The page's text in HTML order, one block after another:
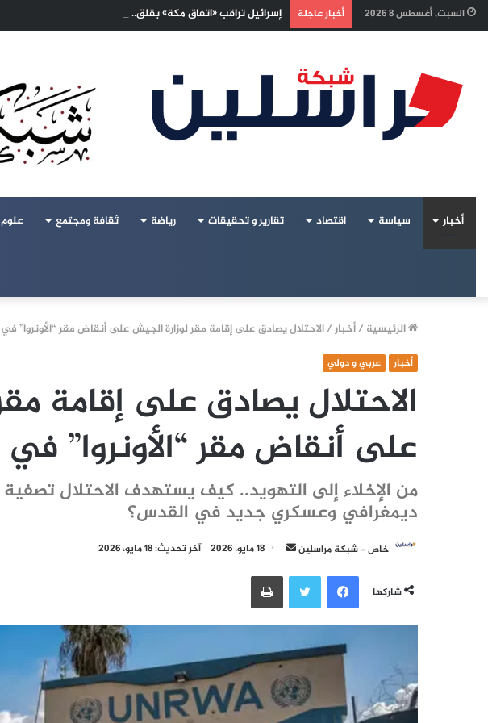
السبت, أغسطس 8 2026 أخبار عاجلة إسرائيل تراقب «اتفاق مكة» بقلق.. تحالف تركيا والسعودية
أخبار سياسة اقتصاد تقارير و تحقيقات رياضة ثقافة ومجتمع
الرئيسية /أخبار/الاحتلال يصادق على إقامة مقر لوزارة الجيش على أنقاض مقر “الأونروا”
أخبار عربي و دولي
الاحتلال يصادق على إقامة
على أنقاض مقر “الأونروا”
من الإخلاء إلى التهويد.. كيف يستهدف الاحتلال تصفية
ديمغرافي وعسكري جديد في القدس؟
خاص - شبكة مراسلين
أرسل
إلكترونيا
18 مايو، 2026 آخر تحديث: 18 مايو، 2026
شاركها
فيسبوكتويتر طباعة